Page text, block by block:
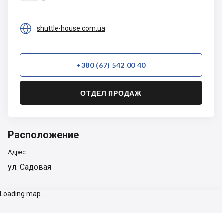
 shuttle-house.com.ua
+380 (67) 542 00 40
ОТДЕЛ ПРОДАЖ
Расположение
Адрес
ул. Садовая
Loading map...